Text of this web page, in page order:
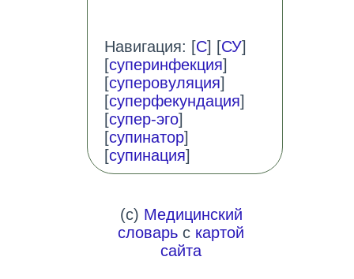
Навигация: [С] [СУ]
[суперинфекция]
[суперовуляция]
[суперфекундация]
[супер-эго]
[супинатор]
[супинация]
(c) Медицинский
словарь с картой
сайта